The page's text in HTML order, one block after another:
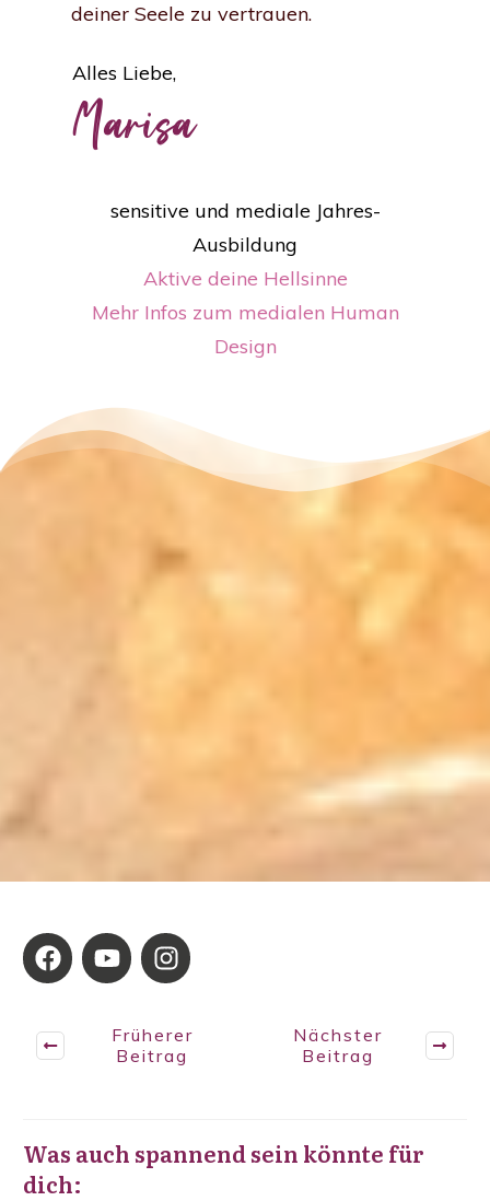
deiner Seele zu vertrauen.
Alles Liebe,
Marisa
sensitive und mediale Jahres-
Ausbildung
Aktive deine Hellsinne
Mehr Infos zum medialen Human
Design
Früherer
Beitrag
Nächster
Beitrag
Was auch spannend sein könnte für
dich: